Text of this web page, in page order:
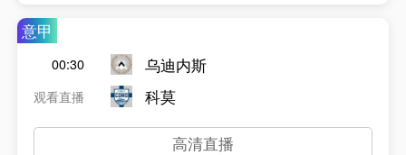
意甲
00:30
观看直播
乌迪内斯
科莫
高清直播